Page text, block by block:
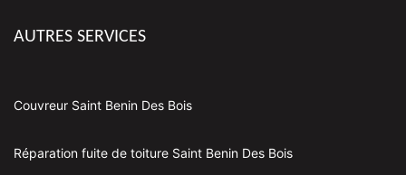
AUTRES SERVICES
Couvreur Saint Benin Des Bois
Réparation fuite de toiture Saint Benin Des Bois